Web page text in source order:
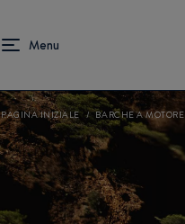
PAGINA INIZIALE BARCHE A MOTORE